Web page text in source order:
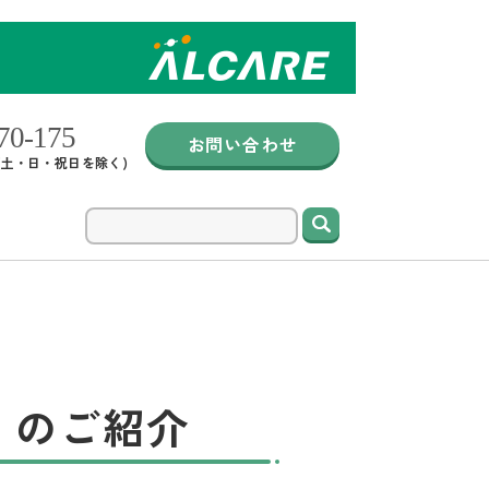
・日・祝日を除く)
お問い合わせ
ご紹介